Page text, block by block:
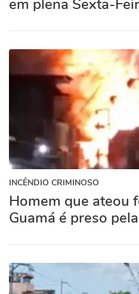
em plena Sexta-
INCÊNDIO CRIMINOSO
Homem que ateou
Guamá é preso